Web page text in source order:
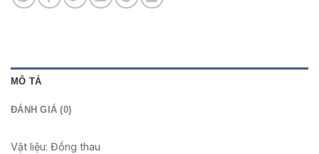
MÔ TẢ
ĐÁNH GIÁ (0)
Vật liệu: Đồng thau